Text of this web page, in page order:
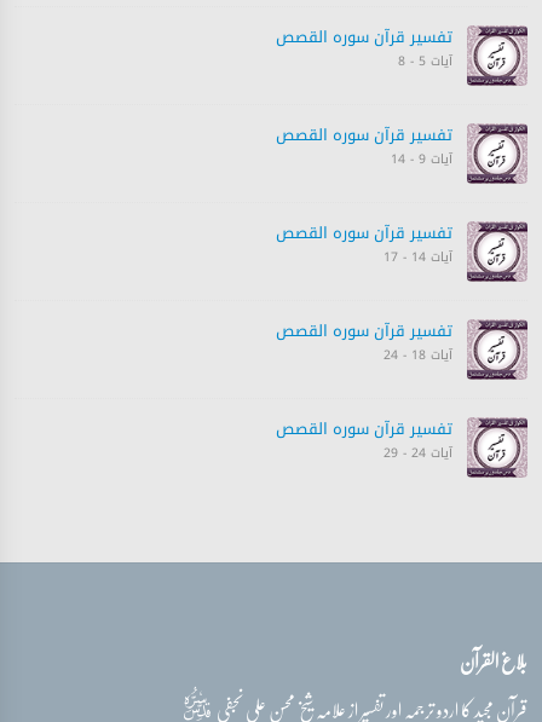
تفسیر قرآن سورہ ‎القصص‎
آیات 5 - 8
تفسیر قرآن سورہ ‎القصص‎
آیات 9 - 14
تفسیر قرآن سورہ ‎القصص‎
آیات 14 - 17
تفسیر قرآن سورہ ‎القصص‎
آیات 18 - 24
تفسیر قرآن سورہ ‎القصص‎
آیات 24 - 29
بلاغ القرآن
قرآن مجید کا اردو ترجمہ اور تفسیر از علامہ شیخ محسن علی نجفیقدس‌سره